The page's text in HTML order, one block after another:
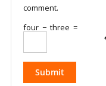
comment.
four − three =